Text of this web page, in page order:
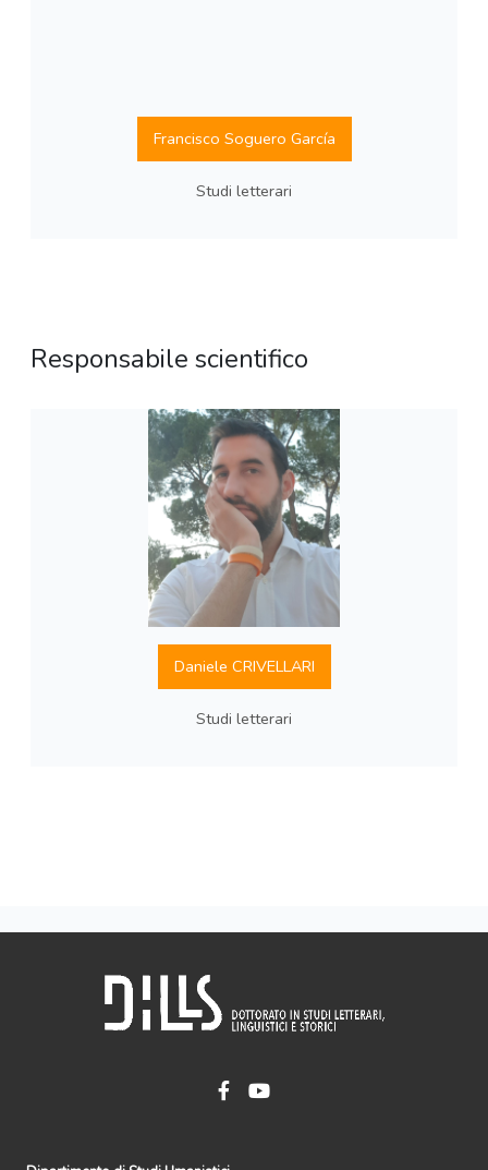
Francisco Soguero García
Studi letterari
Responsabile scientifico
Daniele CRIVELLARI
Studi letterari